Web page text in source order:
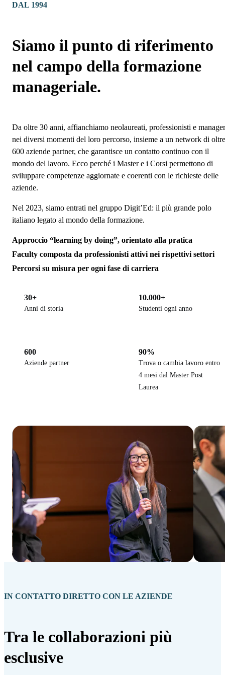
DAL 1994
Siamo il punto di riferimento
nel campo della formazione
manageriale.
Da oltre 30 anni, affianchiamo neolaureati, professionisti e manager
nei diversi momenti del loro percorso, insieme a un network di oltre
600 aziende partner, che garantisce un contatto continuo con il
mondo del lavoro. Ecco perché i Master e i Corsi permettono di
sviluppare competenze aggiornate e coerenti con le richieste delle
aziende.
Nel 2023, siamo entrati nel gruppo Digit’Ed: il più grande polo
italiano legato al mondo della formazione.
Approccio “learning by doing”, orientato alla pratica
Faculty composta da professionisti attivi nei rispettivi settori
Percorsi su misura per ogni fase di carriera
30+
Anni di storia
10.000+
Studenti ogni anno
600
Aziende partner
90%
Trova o cambia lavoro entro
4 mesi dal Master Post
Laurea
IN CONTATTO DIRETTO CON LE AZIENDE
Tra le collaborazioni più
esclusive